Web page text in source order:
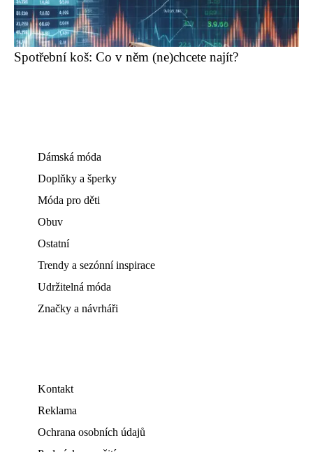
Spotřební koš: Co v něm (ne)chcete najít?
Dámská móda
Doplňky a šperky
Móda pro děti
Obuv
Ostatní
Trendy a sezónní inspirace
Udržitelná móda
Značky a návrháři
Kontakt
Reklama
Ochrana osobních údajů